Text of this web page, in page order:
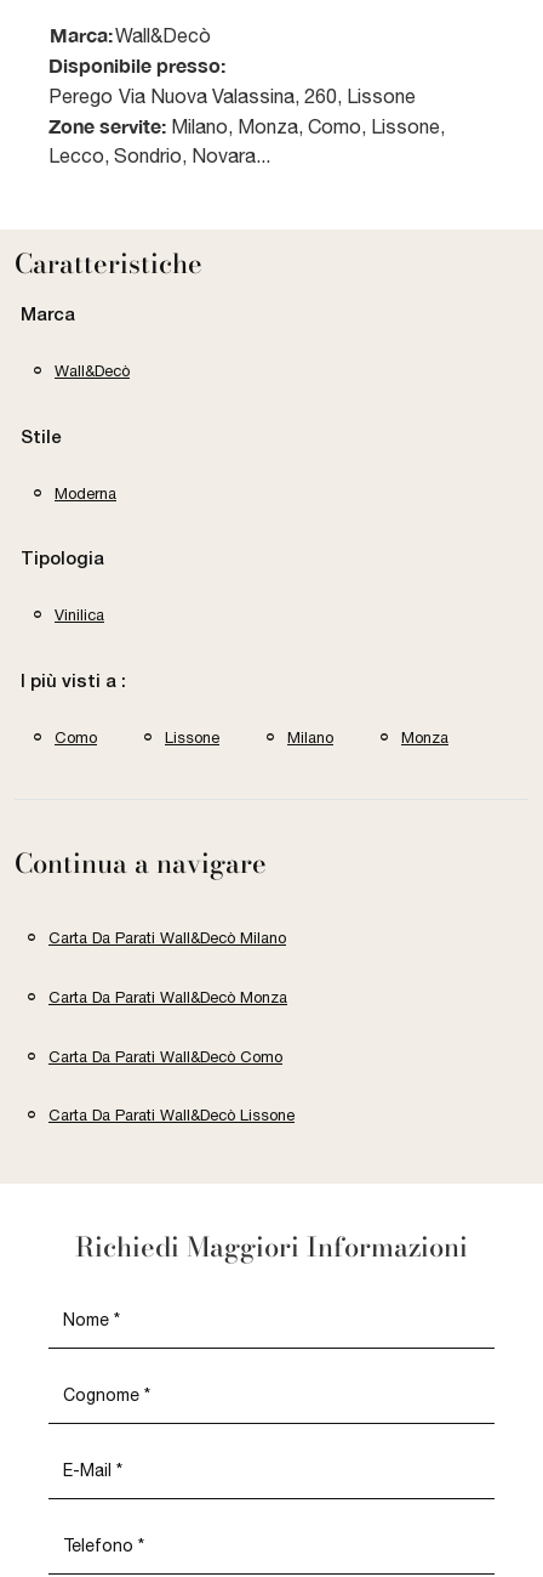
Marca:Wall&Decò
Disponibile presso:
Perego Via Nuova Valassina, 260, Lissone
Zone servite: Milano, Monza, Como, Lissone,
Lecco, Sondrio, Novara...
Caratteristiche
Marca
Wall&Decò
Stile
Moderna
Tipologia
Vinilica
I più visti a :
Como Lissone Milano Monza
Continua a navigare
Carta Da Parati Wall&Decò Milano
Carta Da Parati Wall&Decò Monza
Carta Da Parati Wall&Decò Como
Carta Da Parati Wall&Decò Lissone
Richiedi Maggiori Informazioni